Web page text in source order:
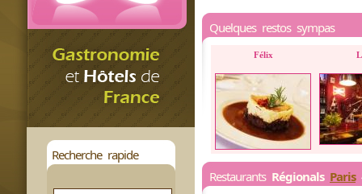
Recherche rapide
Quelques restos sympas
Félix
Restaurants Régionals Paris